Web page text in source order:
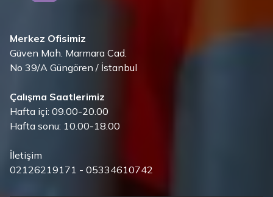
Merkez Ofisimiz
Güven Mah. Marmara Cad.
No 39/A Güngören / İstanbul
Çalışma Saatlerimiz
Hafta içi: 09.00-20.00
Hafta sonu: 10.00-18.00
İletişim
02126219171 - 05334610742